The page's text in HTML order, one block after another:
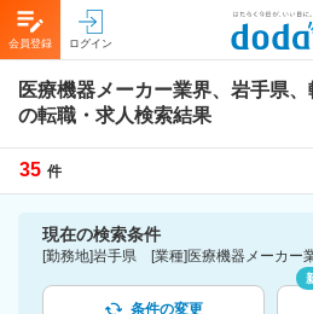
会員登録 ログイン
医療機器メーカー業界、岩手県、
の転職・求人検索結果
35 件
現在の検索条件
条件の変更